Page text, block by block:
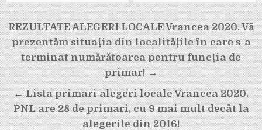
Navigare
în
articole
REZULTATE ALEGERI LOCALE Vrancea 2020. Vă
prezentăm situația din localitățile în care s-a
terminat numărătoarea pentru funcția de
primar! →
← Lista primari alegeri locale Vrancea 2020.
PNL are 28 de primari, cu 9 mai mult decât la
alegerile din 2016!